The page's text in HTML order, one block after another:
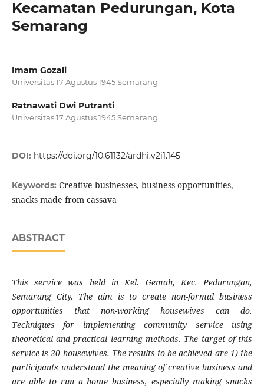
Kecamatan Pedurungan, Kota
Semarang
Imam Gozali
Universitas 17 Agustus 1945 Semarang
Ratnawati Dwi Putranti
Universitas 17 Agustus 1945 Semarang
DOI: https://doi.org/10.61132/ardhi.v2i1.145
Keywords: Creative businesses, business opportunities,
snacks made from cassava
ABSTRACT
This service was held in Kel. Gemah, Kec. Pedurungan,
Semarang City. The aim is to create non-formal business
opportunities that non-working housewives can do.
Techniques for implementing community service using
theoretical and practical learning methods. The target of this
service is 20 housewives. The results to be achieved are 1) the
participants understand the meaning of creative business and
are able to run a home business, especially making snacks